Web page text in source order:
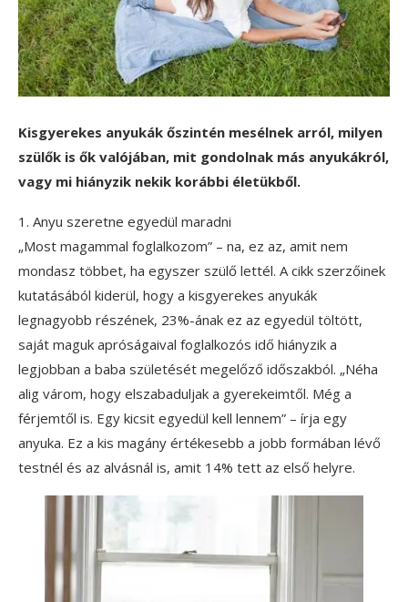
Kisgyerekes anyukák őszintén mesélnek arról, milyen
szülők is ők valójában, mit gondolnak más anyukákról,
vagy mi hiányzik nekik korábbi életükből.
1. Anyu szeretne egyedül maradni
„Most magammal foglalkozom” – na, ez az, amit nem
mondasz többet, ha egyszer szülő lettél. A cikk szerzőinek
kutatásából kiderül, hogy a kisgyerekes anyukák
legnagyobb részének, 23%-ának ez az egyedül töltött,
saját maguk apróságaival foglalkozós idő hiányzik a
legjobban a baba születését megelőző időszakból. „Néha
alig várom, hogy elszabaduljak a gyerekeimtől. Még a
férjemtől is. Egy kicsit egyedül kell lennem” – írja egy
anyuka. Ez a kis magány értékesebb a jobb formában lévő
testnél és az alvásnál is, amit 14% tett az első helyre.